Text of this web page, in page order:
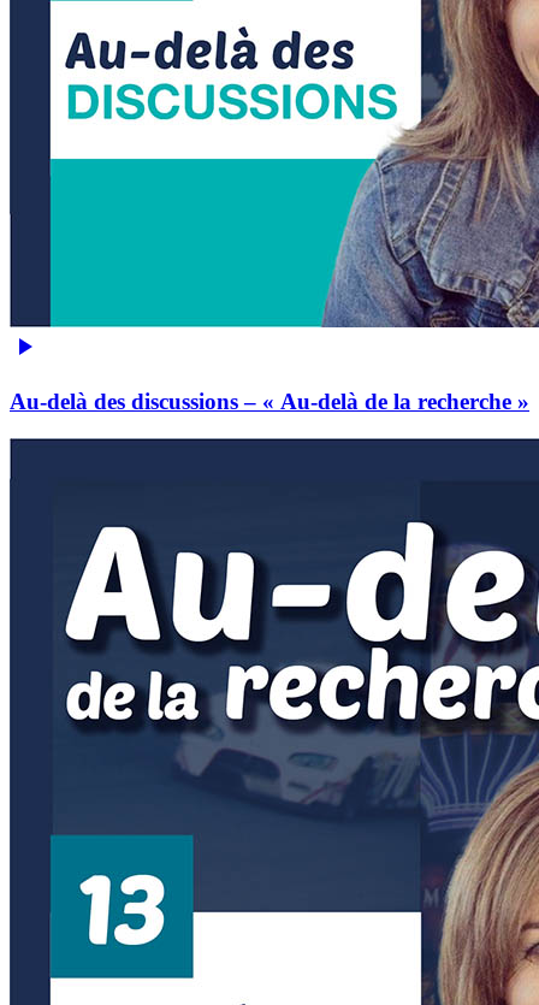
Au-delà des discussions – « Au-delà de la recherche »